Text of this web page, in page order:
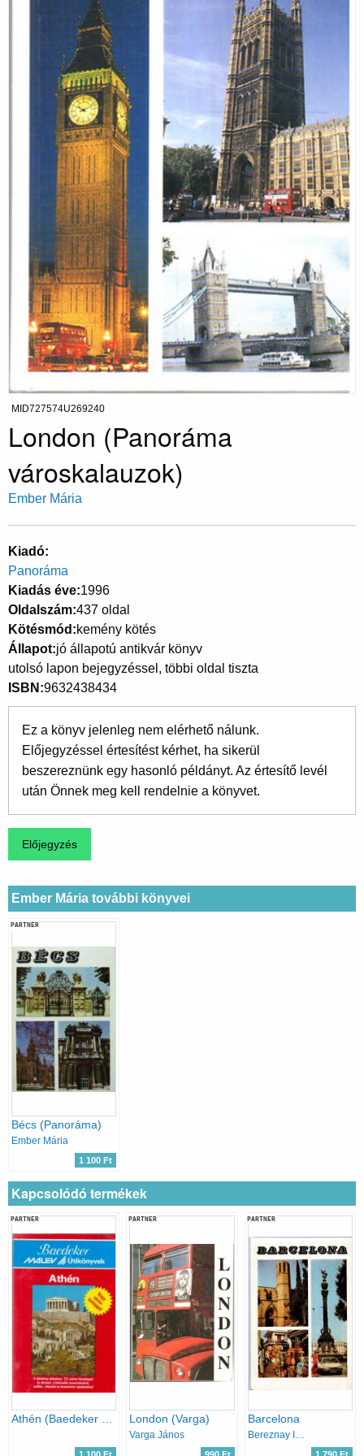
MID727574U269240
London (Panoráma
városkalauzok)
Ember Mária
Kiadó
Panoráma
Kiadás éve 1996
Oldalszám 437 oldal
Kötésmód kemény kötés
Állapot jó állapotú antikvár könyv
utolsó lapon bejegyzéssel, többi oldal tiszta
ISBN 9632438434
Ez a könyv jelenleg nem elérhető nálunk.
Előjegyzéssel értesítést kérhet, ha sikerül
beszereznünk egy hasonló példányt. Az értesítő levél
után Önnek meg kell rendelnie a könyvet.
Ember Mária további könyvei
PARTNER
Bécs (Panoráma)
Ember Mária
1 100 Ft
Kapcsolódó termékek
PARTNER
Athén (Baedeker - MALÉV Útikönyvek)
PARTNER
London (Varga)
Varga János
PARTNER
Barcelona
Bereznay István